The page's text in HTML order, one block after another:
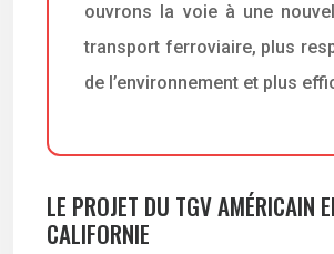
ouvrons la voie à une
transport ferroviaire, plus
de l’environnement et plus
LE PROJET DU TGV AMÉRICAIN
CALIFORNIE